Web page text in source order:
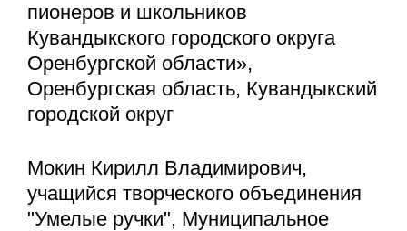
пионеров и школьников
Кувандыкского городского округа
Оренбургской области»,
Оренбургская область, Кувандыкский
городской округ
Мокин Кирилл Владимирович,
учащийся творческого объединения
"Умелые ручки", Муниципальное